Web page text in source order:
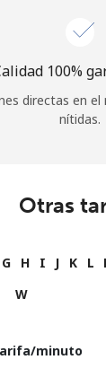
100%
directas en
nítidas.
Otras
G H I J K L
W
minuto